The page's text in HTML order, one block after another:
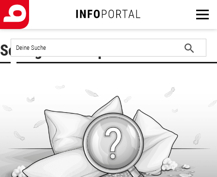
der
Website
Schlagwort : Kopfkissen